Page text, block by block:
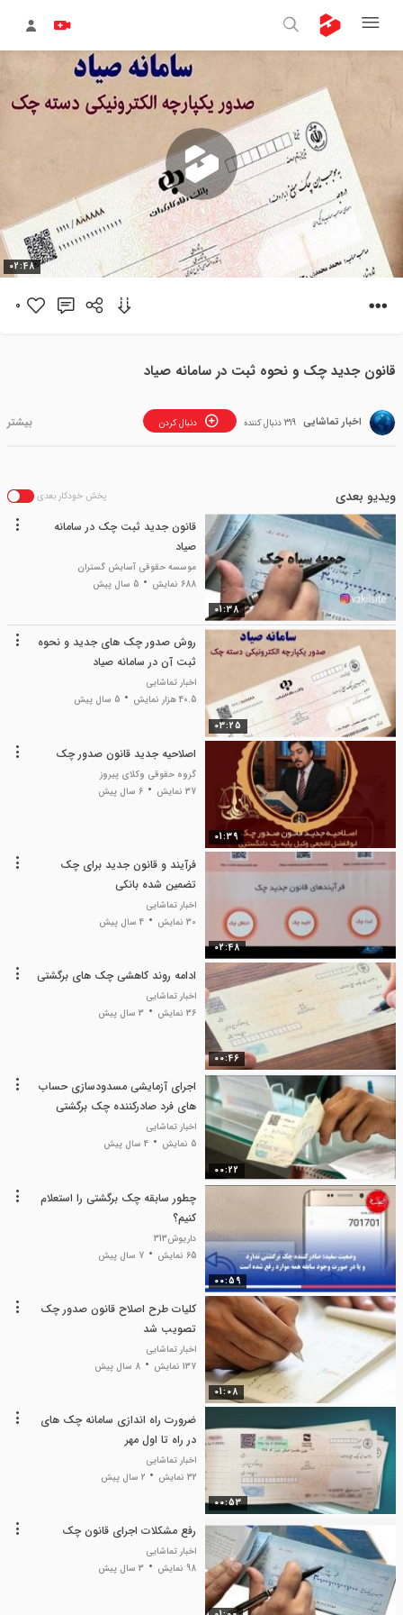
پخش
02:48
0
قانون جدید چک و نحوه ثبت در سامانه صیاد
اخبار تماشایی دنبال کردن 319 دنبال کننده
ویدیو بعدی پخش خودکار بعدی
01:38
قانون جدید ثبت چک در سامانه
صیاد
موسسه حقوقی آسایش گستران
688 نمایش
5 سال پیش
03:25
روش صدور چک های جدید و نحوه
ثبت آن در سامانه صیاد
اخبار تماشایی
40.5 هزار نمایش
5 سال پیش
01:39
اصلاحیه جدید قانون صدور چک
گروه حقوقی وکلای پیروز
37 نمایش
6 سال پیش
02:48
فرآیند و قانون جدید برای چک
تضمین شده بانکی
اخبار تماشایی
30 نمایش
4 سال پیش
00:46
ادامه روند کاهشی چک های برگشتی
اخبار تماشایی
36 نمایش
3 سال پیش
00:22
اجرای آزمایشی مسدودسازی حساب
های فرد صادرکننده چک برگشتی
اخبار تماشایی
5 نمایش
4 سال پیش
00:59
چطور سابقه چک برگشتی را استعلام
کنیم؟
داریوش313
65 نمایش
7 سال پیش
01:08
کلیات طرح اصلاح قانون صدور چک
تصویب شد
اخبار تماشایی
137 نمایش
8 سال پیش
00:53
ضرورت راه اندازی سامانه چک های
در راه تا اول مهر
اخبار تماشایی
32 نمایش
2 سال پیش
رفع مشکلات اجرای قانون چک
اخبار تماشایی
98 نمایش
3 سال پیش